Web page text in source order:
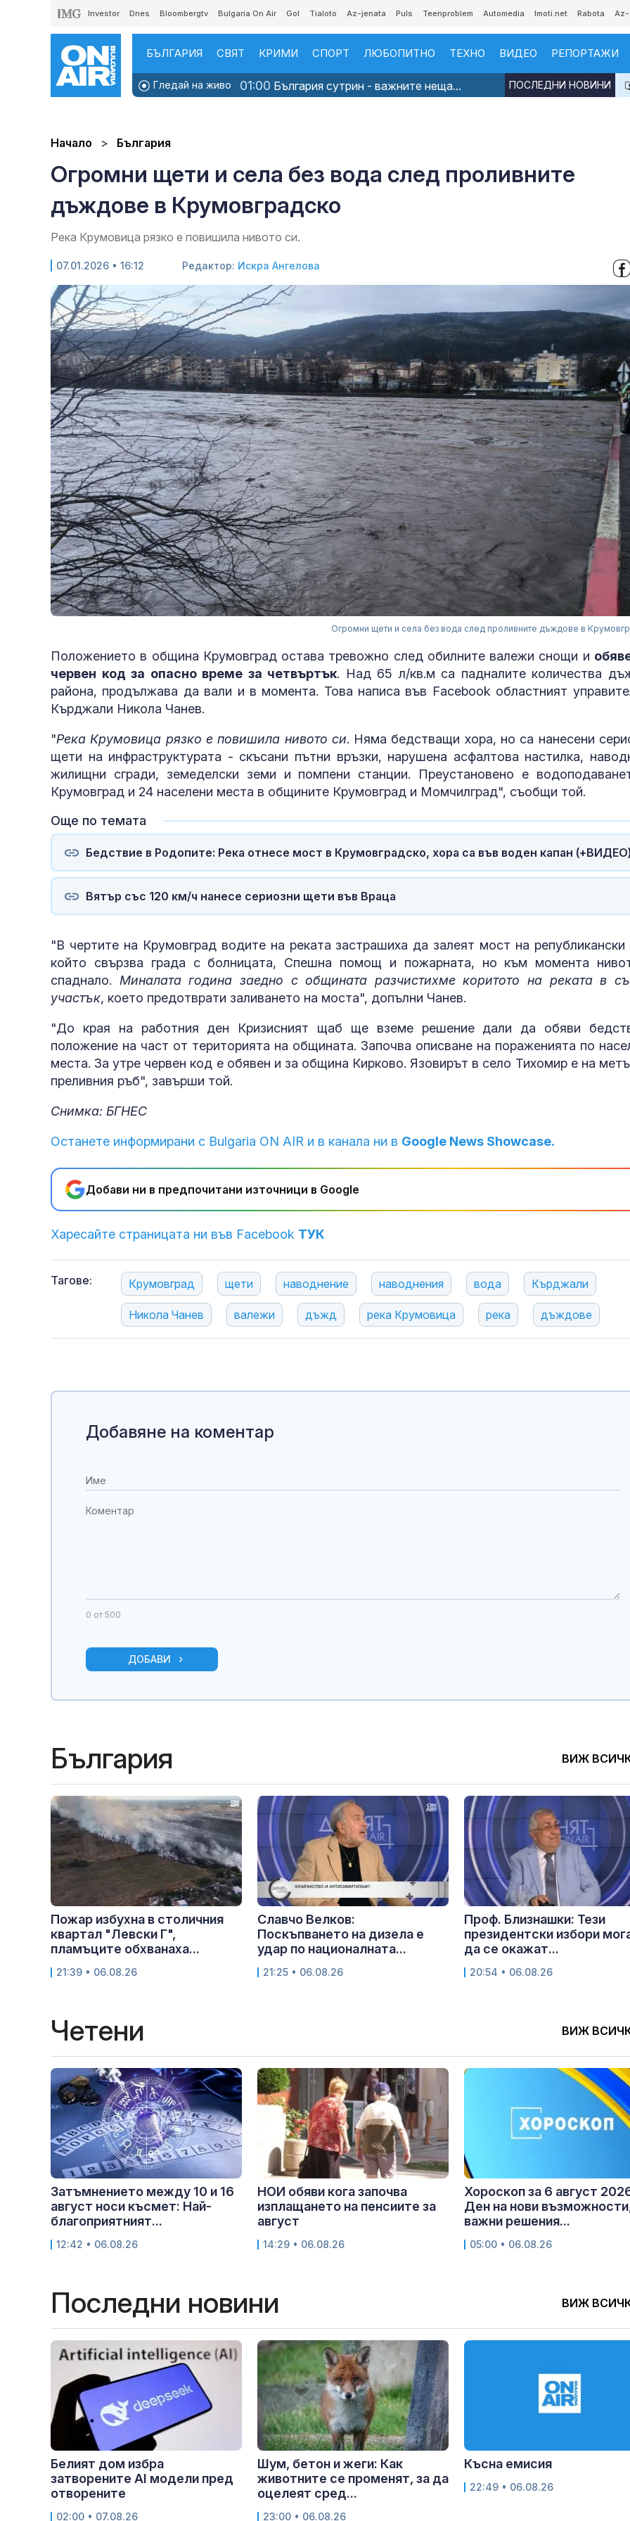
Investor Dnes Bloombergtv Bulgaria On Air Gol Tialoto Az-jenata Puls Teenproblem Automedia Imoti.net Rabota
БЪЛГАРИЯ СВЯТ КРИМИ СПОРТ ЛЮБОПИТНО ТЕХНО ВИДЕО РЕПОРТАЖИ
Гледай на живо 01:00 България сутрин - важните неща... ПОСЛЕДНИ НОВИНИ
Начало България
Огромни щети и села без вода след проливните
дъждове в Крумовградско
Река Крумовица рязко е повишила нивото си.
07.01.2026 • 16:12 Редактор: Искра Ангелова
Огромни щети и села без вода след проливните дъждове в
Положението в община Крумовград остава тревожно след обилните валежи снощи и
червен код за опасно време за четвъртък. Над 65 л/кв.м са падналите количества
района, продължава да вали и в момента. Това написа във Facebook областният
Кърджали Никола Чанев.
"Река Крумовица рязко е повишила нивото си. Няма бедстващи хора, но са нанесени
щети на инфраструктурата - скъсани пътни връзки, нарушена асфалтова настилка,
жилищни сгради, земеделски земи и помпени станции. Преустановено е
Крумовград и 24 населени места в общините Крумовград и Момчилград", съобщи той.
Още по темата
Бедствие в Родопите: Река отнесе мост в Крумовградско, хора са във воден капан
Вятър със 120 км/ч нанесе сериозни щети във Враца
"В чертите на Крумовград водите на реката застрашиха да залеят мост на републикански
който свързва града с болницата, Спешна помощ и пожарната, но към момента
спаднало. Миналата година заедно с общината разчистихме коритото на реката в
участък, което предотврати заливането на моста", допълни Чанев.
"До края на работния ден Кризисният щаб ще вземе решение дали да обяви
положение на част от територията на общината. Започва описване на пораженията по
места. За утре червен код е обявен и за община Кирково. Язовирът в село Тихомир е на
преливния ръб", завърши той.
Снимка: БГНЕС
Останете информирани с Bulgaria ON AIR и в канала ни в Google News Showcase.
Добави ни в предпочитани източници в Google
Харесайте страницата ни във Facebook ТУК
Тагове: Крумовград щети наводнение наводнения вода Кърджали
Никола Чанев валежи дъжд река Крумовица река дъждове
в
руски войник
в рокля
Китай тества
Иран и
превърнаха в
Меган
бански в
Добавяне на коментар
0 от 500
ДОБАВИ
България ВИЖ
Пожар избухна в столичния
квартал "Левски Г",
пламъците обхванаха...
21:39 • 06.08.26
Славчо Велков:
Поскъпването на дизела е
удар по националната...
21:25 • 06.08.26
Проф. Близнашки: Тези
президентски избори
да се окажат...
20:54 • 06.08.26
Четени ВИЖ
Затъмнението между 10 и 16
август носи късмет: Най-
благоприятният...
12:42 • 06.08.26
НОИ обяви кога започва
изплащането на пенсиите за
август
14:29 • 06.08.26
Хороскоп за 6 август
Ден на нови
важни решения...
05:00 • 06.08.26
Последни новини ВИЖ
Белият дом избра
затворените AI модели пред
отворените
02:00 • 07.08.26
Шум, бетон и жеги: Как
животните се променят, за да
оцелеят сред...
23:00 • 06.08.26
Късна емисия
22:49 • 06.08.26